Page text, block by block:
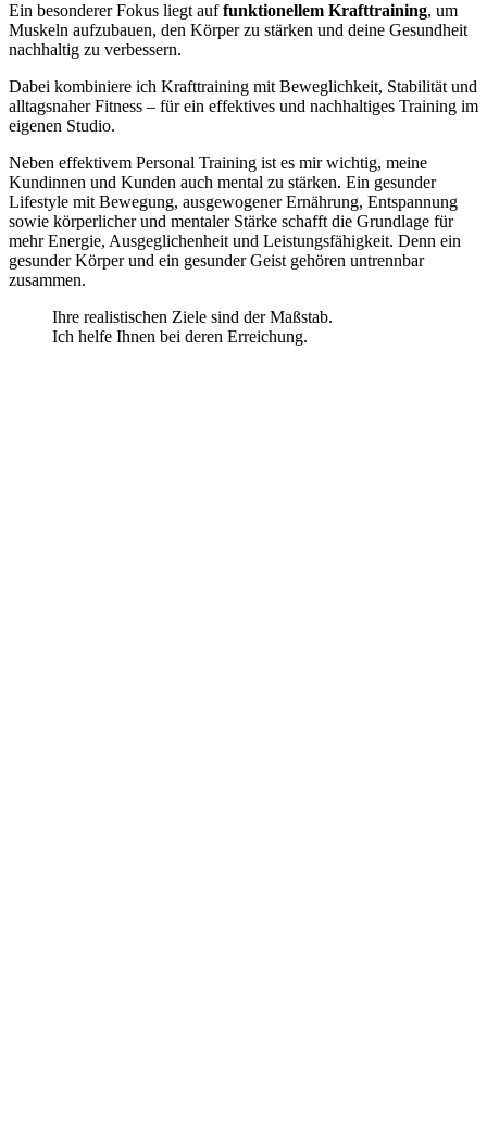
Ein besonderer Fokus liegt auffunktionellem Krafttraining, um
Muskeln aufzubauen, den Körper zu stärken und deine Gesundheit
nachhaltig zu verbessern.
Dabei kombiniere ich Krafttraining mit Beweglichkeit, Stabilität und
alltagsnaher Fitness – für ein effektives und nachhaltiges Training im
eigenen Studio.
Neben effektivem Personal Training ist es mir wichtig, meine
Kundinnen und Kunden auch mental zu stärken. Ein gesunder
Lifestyle mit Bewegung, ausgewogener Ernährung, Entspannung
sowie körperlicher und mentaler Stärke schafft die Grundlage für
mehr Energie, Ausgeglichenheit und Leistungsfähigkeit. Denn ein
gesunder Körper und ein gesunder Geist gehören untrennbar
zusammen.
Ihre realistischen Ziele sind der Maßstab.
Ich helfe Ihnen bei deren Erreichung.